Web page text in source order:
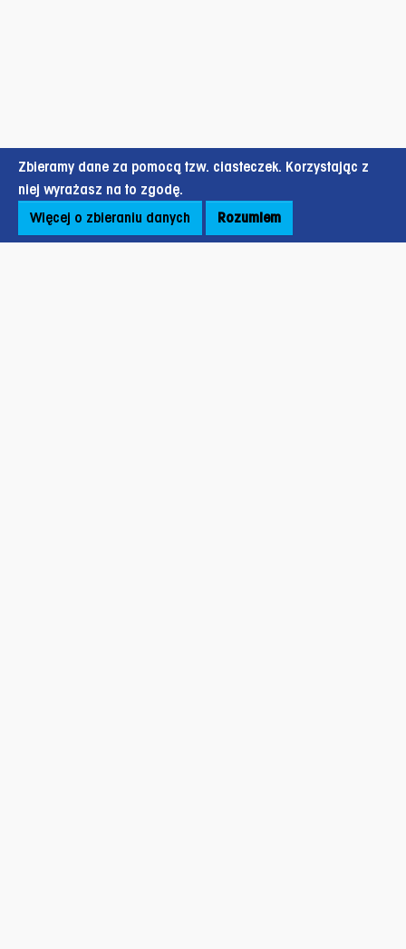
Zbieramy dane za pomocą tzw. ciasteczek. Korzystając z
niej wyrażasz na to zgodę.
Więcej o zbieraniu danych
Rozumiem